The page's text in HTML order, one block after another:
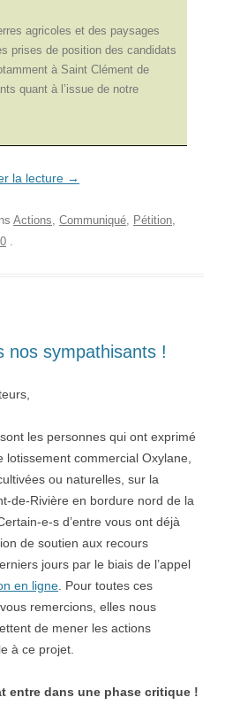
agricoles et des paysages
prises de position des candidats
à Saint Clément de
quant à l’issue de notre
la lecture →
Actions, Communiqué, Pétition,
.
nos sympathisants !
les personnes qui ont exprimé
lotissement commercial Oxylane,
ou naturelles, sur la
de-Rivière en bordure nord de la
e-s d’entre vous ont déjà
de soutien aux recours
jours par le biais de l’appel
en ligne. Pour toutes ces
remercions, elles nous
de mener les actions
à ce projet.
entre dans une phase critique !